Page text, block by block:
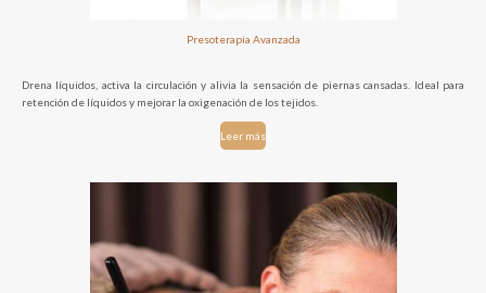
Presoterapia Avanzada
Drena líquidos, activa la circulación y alivia la sensación de piernas cansadas. Ideal para
retención de líquidos y mejorar la oxigenación de los tejidos.
Leer más